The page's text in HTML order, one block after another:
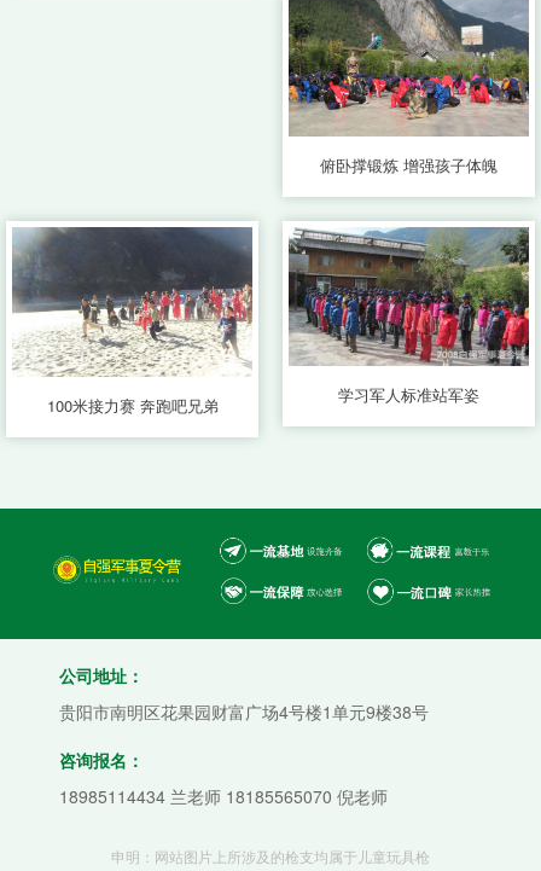
俯卧撑锻炼 增强孩子体魄
100米接力赛 奔跑吧兄弟 学习军人标准站军姿
公司地址：
贵阳市南明区花果园财富广场4号楼1单元9楼38号
咨询报名：
18985114434 兰老师 18185565070 倪老师
申明：网站图片上所涉及的枪支均属于儿童玩具枪